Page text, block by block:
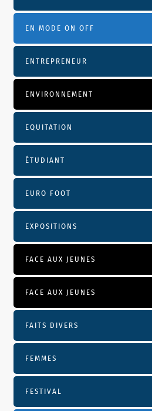
EN MODE ON OFF
ENTREPRENEUR
ENVIRONNEMENT
EQUITATION
ÉTUDIANT
EURO FOOT
EXPOSITIONS
FACE AUX JEUNES
FACE AUX JEUNES
FAITS DIVERS
FEMMES
FESTIVAL